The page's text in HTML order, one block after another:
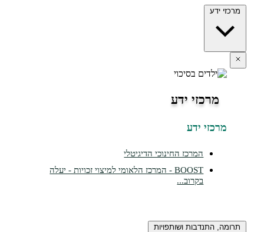
ידע
המרכז החינוכי הדיגיטלי
BOOST - המרכז הלאומי למיצוי זכויות - יעלה
ושותפויות